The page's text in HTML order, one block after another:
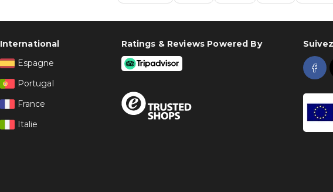
International
Espagne
Portugal
France
Italie
Ratings & Reviews Powered By